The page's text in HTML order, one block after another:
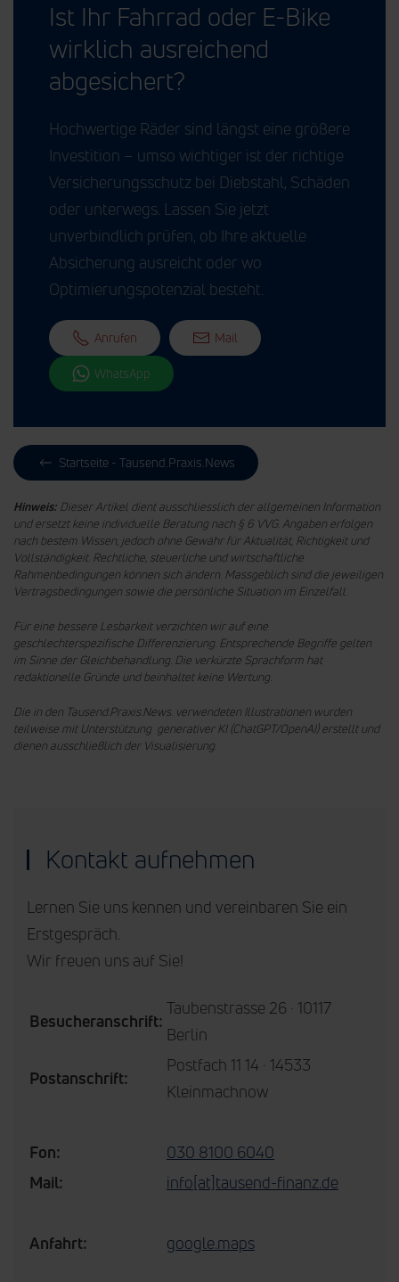
Ist Ihr Fahrrad oder E-Bike
wirklich ausreichend
abgesichert?
Hochwertige Räder sind längst eine größere
Investition – umso wichtiger ist der richtige
Versicherungsschutz bei Diebstahl, Schäden
oder unterwegs. Lassen Sie jetzt
unverbindlich prüfen, ob Ihre aktuelle
Absicherung ausreicht oder wo
Optimierungspotenzial besteht.
Anrufen Mail
WhatsApp
Startseite - Tausend.Praxis.News
Hinweis: Dieser Artikel dient ausschliesslich der allgemeinen Information
und ersetzt keine individuelle Beratung nach § 6 VVG. Angaben erfolgen
nach bestem Wissen, jedoch ohne Gewähr für Aktualität, Richtigkeit und
Vollständigkeit. Rechtliche, steuerliche und wirtschaftliche
Rahmenbedingungen können sich ändern. Massgeblich sind die jeweiligen
Vertragsbedingungen sowie die persönliche Situation im Einzelfall.
Für eine bessere Lesbarkeit verzichten wir auf eine
geschlechterspezifische Differenzierung. Entsprechende Begriffe gelten
im Sinne der Gleichbehandlung. Die verkürzte Sprachform hat
redaktionelle Gründe und beinhaltet keine Wertung.
Die in den Tausend.Praxis.News. verwendeten Illustrationen wurden
teilweise mit Unterstützung generativer KI (ChatGPT/OpenAI) erstellt und
dienen ausschließlich der Visualisierung.
Kontakt aufnehmen
Lernen Sie uns kennen und vereinbaren Sie ein
Erstgespräch.
Wir freuen uns auf Sie!
Besucheranschrift:
Taubenstrasse 26 · 10117
Berlin
Postanschrift:
Postfach 11 14 · 14533
Kleinmachnow
Fon:
030 8100 6040
Mail:
info[at]tausend-finanz.de
Anfahrt: google.maps